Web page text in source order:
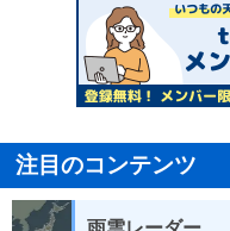
注目のコンテンツ